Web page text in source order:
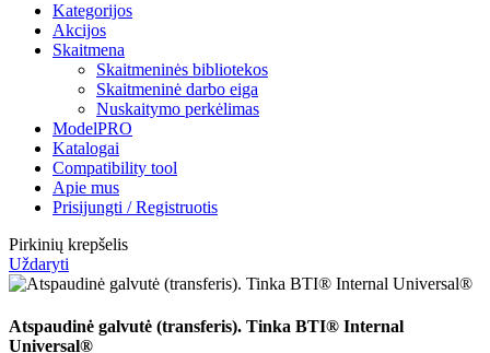
Kategorijos
Akcijos
Skaitmena
Skaitmeninės bibliotekos
Skaitmeninė darbo eiga
Nuskaitymo perkėlimas
ModelPRO
Katalogai
Compatibility tool
Apie mus
Prisijungti / Registruotis
Pirkinių krepšelis
Uždaryti
Atspaudinė galvutė (transferis). Tinka BTI® Internal
Universal®